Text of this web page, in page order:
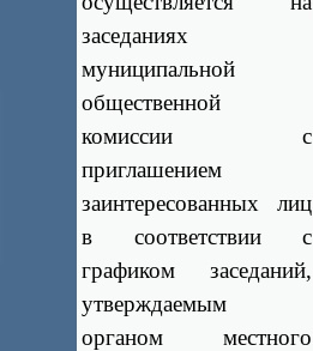
заседаниях
муниципальной
общественной
комиссии с
приглашением
заинтересованных лиц
в соответствии с
графиком заседаний,
утверждаемым
органом местного